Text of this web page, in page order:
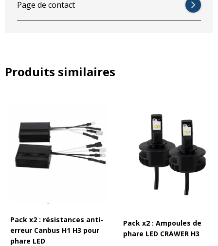
Ce phare avec fonction feux de croisement garantit plus de
car le phare LED est équipé d’une connectique identique à celui du
phare halogène d’origine. Aucun outil n’est requis pour le
remplacement. La lampe est homologuée pour une utilisation sur
la voie publique. (R112 et R10)
Page de contact
Produits similaires
Pack x2 : résistances anti-
erreur Canbus H1 H3 pour
phare LED
Pack x2 : Ampoules de
phare LED CRAWER H3